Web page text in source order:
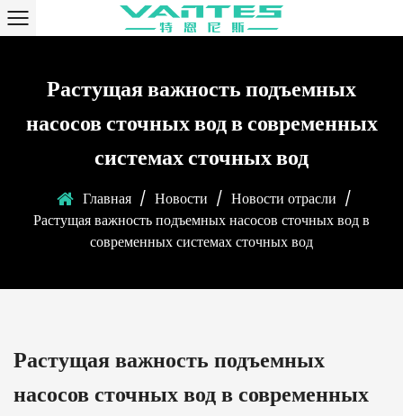
Растущая важность подъемных
насосов сточных вод в современных
системах сточных вод
Главная / Новости / Новости отрасли /
Растущая важность подъемных насосов сточных вод в
современных системах сточных вод
Растущая важность подъемных
насосов сточных вод в современных